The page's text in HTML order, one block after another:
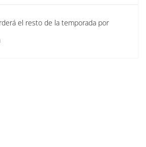
el resto de la temporada por